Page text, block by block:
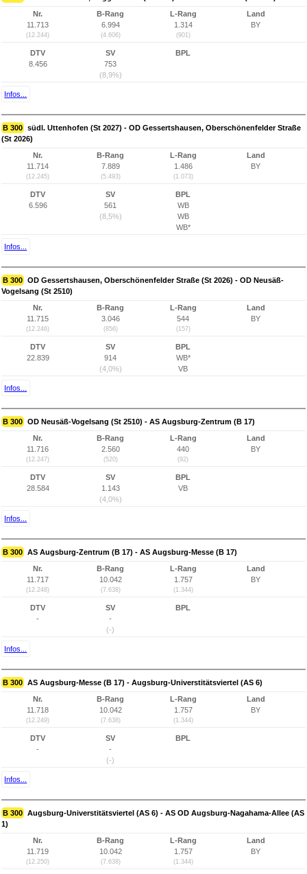
Nr.
11.713
(12.244)
B-Rang
6.994
(4.606)
L-Rang
1.314
(901)
Land
BY
DTV
8.456
SV
753
(8,9%)
BPL
Infos...
B 300 südl. Uttenhofen (St 2027) - OD Gessertshausen, Oberschönenfelder Straße
(St 2026)
Nr.
11.714
(12.245)
B-Rang
7.889
(5.493)
L-Rang
1.486
(1.073)
Land
BY
DTV
6.596
SV
561
(8,5%)
BPL
WB
WB
WB*
Infos...
B 300 OD Gessertshausen, Oberschönenfelder Straße (St 2026) - OD Neusäß-
Vogelsang (St 2510)
Nr.
11.715
(12.246)
B-Rang
3.046
(856)
L-Rang
544
(157)
Land
BY
DTV
22.839
SV
914
(4,0%)
BPL
WB*
VB
Infos...
B 300 OD Neusäß-Vogelsang (St 2510) - AS Augsburg-Zentrum (B 17)
Nr.
11.716
(12.247)
B-Rang
2.560
(520)
L-Rang
440
(92)
Land
BY
DTV
28.584
SV
1.143
(4,0%)
BPL
VB
Infos...
B 300 AS Augsburg-Zentrum (B 17) - AS Augsburg-Messe (B 17)
Nr.
11.717
(12.248)
B-Rang
10.042
(7.638)
L-Rang
1.757
(1.344)
Land
BY
DTV
-
SV
-
(-)
BPL
Infos...
B 300 AS Augsburg-Messe (B 17) - Augsburg-Universtitätsviertel (AS 6)
Nr.
11.718
(12.249)
B-Rang
10.042
(7.638)
L-Rang
1.757
(1.344)
Land
BY
DTV
-
SV
-
(-)
BPL
Infos...
B 300 Augsburg-Universtitätsviertel (AS 6) - AS OD Augsburg-Nagahama-Allee (AS
1)
Nr.
11.719
(12.250)
B-Rang
10.042
(7.638)
L-Rang
1.757
(1.344)
Land
BY